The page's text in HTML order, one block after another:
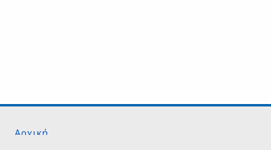
Αρχική